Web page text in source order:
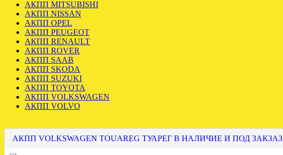
АКПП MITSUBISHI
АКПП NISSAN
АКПП OPEL
АКПП PEUGEOT
АКПП RENAULT
АКПП ROVER
АКПП SAAB
АКПП SKODA
АКПП SUZUKI
АКПП TOYOTA
АКПП VOLKSWAGEN
АКПП VOLVO
АКПП VOLKSWAGEN TOUAREG ТУАРЕГ В НАЛИЧИЕ И ПОД ЗАКЗАЗ